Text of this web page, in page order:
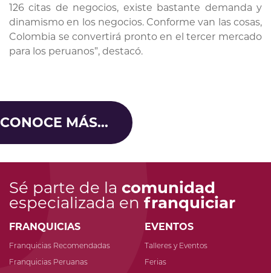
126 citas de negocios, existe bastante demanda y
dinamismo en los negocios. Conforme van las cosas,
Colombia se convertirá pronto en el tercer mercado
para los peruanos”, destacó.
CONOCE MÁS...
Sé parte de la comunidad
especializada en franquiciar
FRANQUICIAS
Franquicias Recomendadas
Franquicias Peruanas
EVENTOS
Talleres y Eventos
Ferias